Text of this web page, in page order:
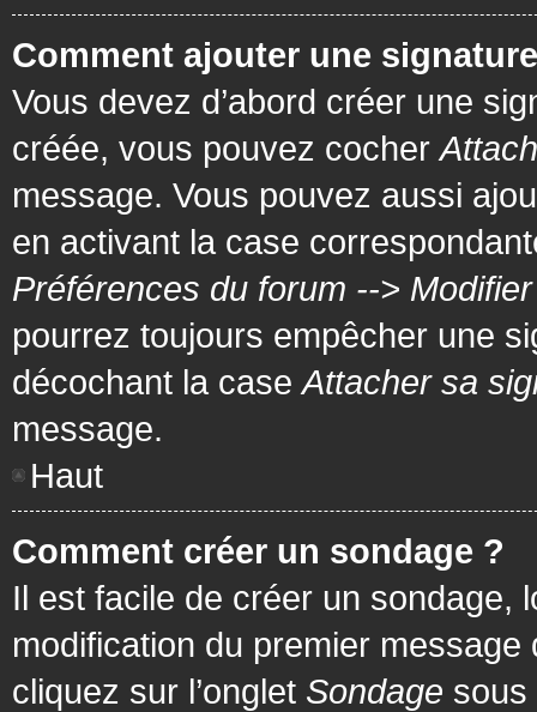
Comment ajouter une
Vous devez d’abord créer une
créée, vous pouvez cocher
message. Vous pouvez aussi
en activant la case
Préférences du forum -->
pourrez toujours empêcher une
décochant la caseAttacher sa
message.
Haut
Comment créer un sondage ?
Il est facile de créer un sondage,
modification du premier
cliquez sur l’onglet Sondage sous